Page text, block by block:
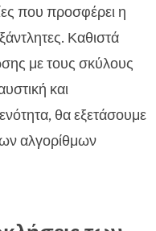
που προσφέρει η
Καθιστά
με τους σκύλους
και
θα εξετάσουμε
αλγορίθμων